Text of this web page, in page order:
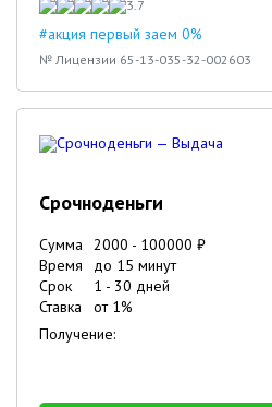
3.7
#акция первый заем 0%
№ Лицензии 65-13-035-32-002603
Срочноденьги
Сумма 2000 - 100000 ₽
Время
до 15 минут
Срок
1 - 30 дней
Ставка
от 1%
Получение: